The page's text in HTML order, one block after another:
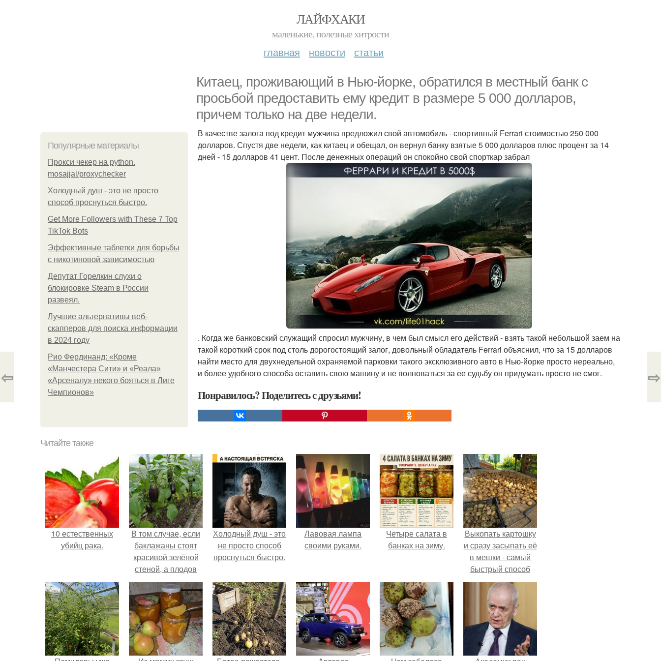
ЛАЙФХАКИ
маленькие, полезные хитрости
главная новости статьи
Китаец, проживающий в Нью-йорке, обратился в местный банк с
просьбой предоставить ему кредит в размере 5 000 долларов,
причем только на две недели.
Популярные материалы
Прокси чекер на python.
mosajjal/proxychecker
Холодный душ - это не просто
способ проснуться быстро.
Get More Followers with These 7 Top
TikTok Bots
Эффективные таблетки для борьбы
с никотиновой зависимостью
Депутат Горелкин слухи о
блокировке Steam в России
развеял.
Лучшие альтернативы веб-
скапперов для поиска информации
в 2024 году
Рио Фердинанд: «Кроме
«Манчестера Сити» и «Реала»
«Арсеналу» некого бояться в Лиге
Чемпионов»
В качестве залога под кредит мужчина предложил свой автомобиль - спортивный Ferrari стоимостью 250 000
долларов. Спустя две недели, как китаец и обещал, он вернул банку взятые 5 000 долларов плюс процент за 14
дней - 15 долларов 41 цент. После денежных операций он спокойно свой спорткар забрал
. Когда же банковский служащий спросил мужчину, в чем был смысл его действий - взять такой небольшой заем на
такой короткий срок под столь дорогостоящий залог, довольный обладатель Ferrari объяснил, что за 15 долларов
найти место для двухнедельной охраняемой парковки такого эксклюзивного авто в Нью-йорке просто нереально,
и более удобного способа оставить свою машину и не волноваться за ее судьбу он придумать просто не смог.
Понравилось? Поделитесь с друзьями!
⇦ ⇨
Читайте также
10 естественных
убийц рака.
В том случае, если
баклажаны стоят
красивой зелёной
стеной, а плодов
почти не видно -
радоваться тут
нечему.
Холодный душ - это
не просто способ
проснуться быстро.
Лавовая лампа
своими руками.
Четыре салата в
банках на зиму.
Выкопать картошку
и сразу засыпать её
в мешки - самый
быстрый способ
спрятать вместе с
урожаем гниль,
порезы и больные
клубни.